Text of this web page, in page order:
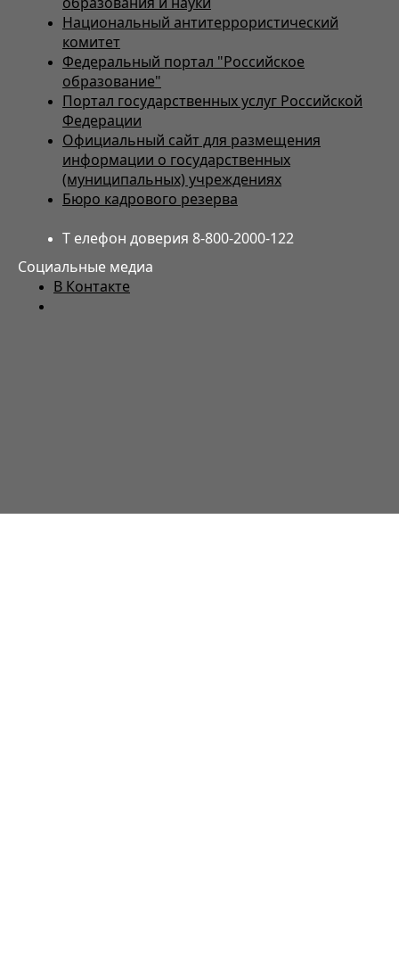
Национальный антитеррористический
комитет
Федеральный портал "Российское
образование"
Портал государственных услуг Российской
Федерации
Официальный сайт для размещения
информации о государственных
(муниципальных) учреждениях
Бюро кадрового резерва
Т елефон доверия 8-800-2000-122
Социальные медиа
В Контакте